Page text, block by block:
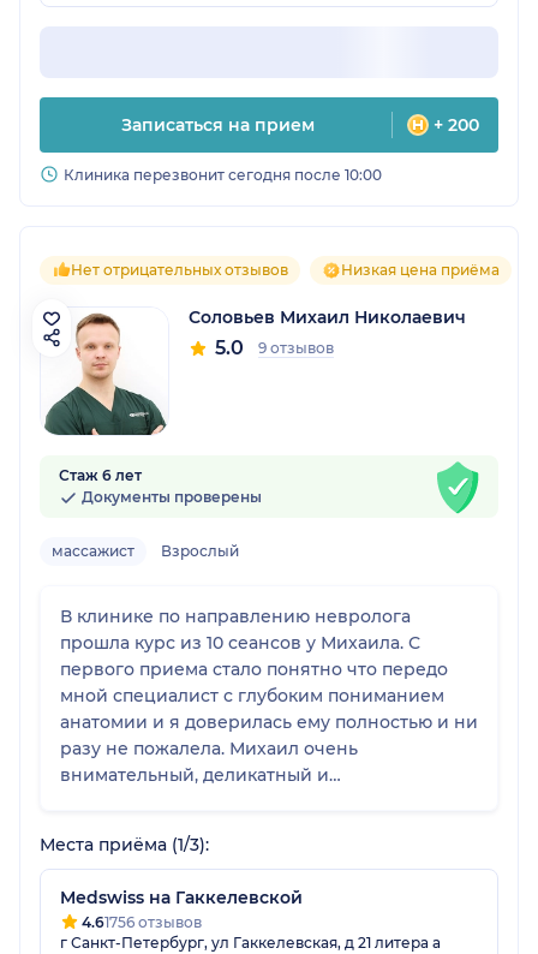
Записаться на прием + 200
Клиника перезвонит сегодня после 10:00
Нет отрицательных отзывов Низкая цена приёма
Соловьев Михаил Николаевич
5.0 9 отзывов
Стаж 6 лет
Документы проверены
массажист Взрослый
В клинике по направлению невролога
прошла курс из 10 сеансов у Михаила. С
первого приема стало понятно что передо
мной специалист с глубоким пониманием
анатомии и я доверилась ему полностью и ни
разу не пожалела. Михаил очень
внимательный, деликатный и
поддерживающую терапию и всегда жду
Рекомендую обращаться к нему без опаски.
Места приёма (1/3):
Medswiss на Гаккелевской
4.61756 отзывов
г Санкт-Петербург, ул Гаккелевская, д 21 литера а